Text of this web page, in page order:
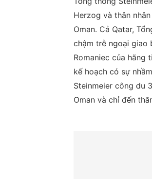
Herzog và thân
Oman. Cả Qatar,
chậm trễ ngoại giao
Romaniec của hãng
kế hoạch có sự
Steinmeier công du
Oman và chỉ đến